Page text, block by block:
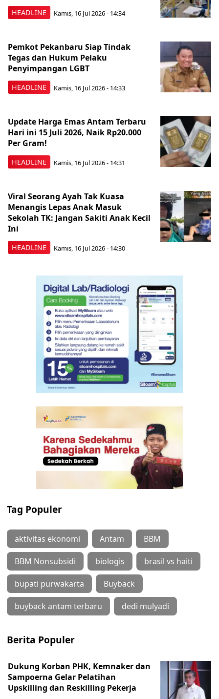
HEADLINE Kamis, 16 Jul 2026 - 14:34
HEADLINE
Pemkot Pekanbaru Siap Tindak
Tegas dan Hukum Pelaku
Penyimpangan LGBT
Kamis, 16 Jul 2026 - 14:33
HEADLINE
Update Harga Emas Antam Terbaru
Hari ini 15 Juli 2026, Naik Rp20.000
Per Gram!
Kamis, 16 Jul 2026 - 14:31
HEADLINE
Viral Seorang Ayah Tak Kuasa
Menangis Lepas Anak Masuk
Sekolah TK: Jangan Sakiti Anak Kecil
Ini
Kamis, 16 Jul 2026 - 14:30
Tag Populer
aktivitas ekonomi Antam BBM
BBM Nonsubsidi biologis brasil vs haiti
bupati purwakarta Buyback
buyback antam terbaru dedi mulyadi
Berita Populer
Dukung Korban PHK, Kemnaker dan
Sampoerna Gelar Pelatihan
Upskilling dan Reskilling Pekerja